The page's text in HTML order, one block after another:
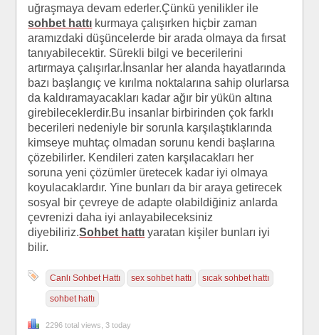
uğraşmaya devam ederler.Çünkü yenilikler ile
sohbet hattı kurmaya çalışırken hiçbir zaman
aramızdaki düşüncelerde bir arada olmaya da fırsat
tanıyabilecektir. Sürekli bilgi ve becerilerini
artırmaya çalışırlar.İnsanlar her alanda hayatlarında
bazı başlangıç ve kırılma noktalarına sahip olurlarsa
da kaldıramayacakları kadar ağır bir yükün altına
girebileceklerdir.Bu insanlar birbirinden çok farklı
becerileri nedeniyle bir sorunla karşılaştıklarında
kimseye muhtaç olmadan sorunu kendi başlarına
çözebilirler. Kendileri zaten karşılacakları her
soruna yeni çözümler üretecek kadar iyi olmaya
koyulacaklardır. Yine bunları da bir araya getirecek
sosyal bir çevreye de adapte olabildiğiniz anlarda
çevrenizi daha iyi anlayabileceksiniz
diyebiliriz.Sohbet hattı yaratan kişiler bunları iyi
bilir.
Canlı Sohbet Hattı sex sohbet hattı sıcak sohbet hattı
sohbet hattı
2296 total views, 3 today